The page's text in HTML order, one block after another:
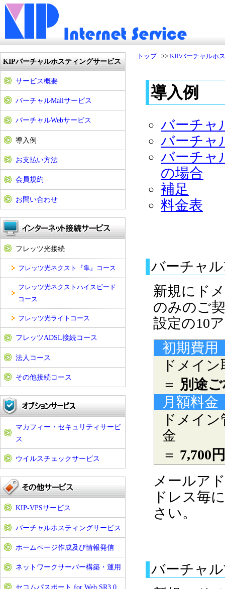
KIPバーチャルホスティングサービス
サービス概要
バーチャルMailサービス
バーチャルWebサービス
導入例
お支払い方法
会員規約
お問い合わせ
フレッツ光接続
フレッツ光ネクスト『隼』コース
フレッツ光ネクストハイスピード
コース
フレッツ光ライトコース
フレッツADSL接続コース
法人コース
その他接続コース
マカフィー・セキュリティサービ
ス
ウイルスチェックサービス
KIP-VPSサービス
バーチャルホスティングサービス
ホームページ作成及び情報発信
ネットワークサーバー構築・運用
セコムパスポート for Web SR3.0
トップ >> KIPバーチャルホ
導入例
バーチャ
バーチャ
バーチャ
の場合
補足
料金表
バーチャ
新規にド
のみのご
設定の10
初期費用
ドメイ
＝ 別途
月額料金
ドメイ
金
＝ 7,700
メールア
ドレス毎
さい。
バーチャ